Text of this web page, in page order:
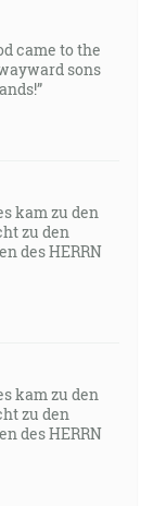
came to the
sons
kam zu den
zu den
des HERRN
kam zu den
zu den
des HERRN